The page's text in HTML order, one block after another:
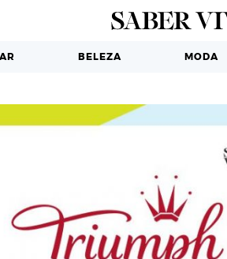
BELEZA MODA
E EXPERIÊNCIAS» Seja a primeira a conhecer a